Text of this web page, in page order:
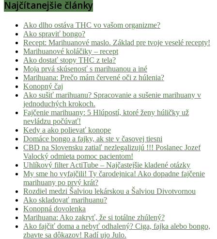
Najčítanejšie články
Ako dlho ostáva THC vo vašom organizme?
Ako spraviť bongo?
Recept: Marihuanové maslo. Základ pre tvoje veselé recepty!
Marihuanové koláčiky – recept
Ako dostať stopy THC z tela?
Moja prvá skúsenosť s marihuanou a iné
Marihuana: Prečo mám červené oči z húlenia?
Konopný čaj
Ako sušiť marihuanu? Spracovanie a sušenie marihuany v
jednoduchých krokoch.
Fajčenie marihuany: 5 Hlúpostí, ktoré ženy húličky už
nevládzu počúvať!
Kedy a ako polievať konope
Domáce bongo a fajky, ak ste v časovej tiesni
CBD na Slovensku zatiaľ nezlegalizujú !!! Poslanec Jozef
Valocký odmieta pomoc pacientom!
Uhlíkový filter ActiTube – Najčastejšie kladené otázky
My sme ho vyfajčili! Ty čarodejnica! Ako dopadne fajčenie
marihuany po prvý krát?
Rozdiel medzi Šalviou lekárskou a Šalviou Divotvornou
Ako skladovať marihuanu?
Konopná dovolenka
Marihuana: Ako zakryť, že si totálne zhúlený?
Ako fajčiť doma a nebyť odhalený? Ciga, fajka alebo bongo,
zbavte sa dôkazov! Radí ujo Julo.